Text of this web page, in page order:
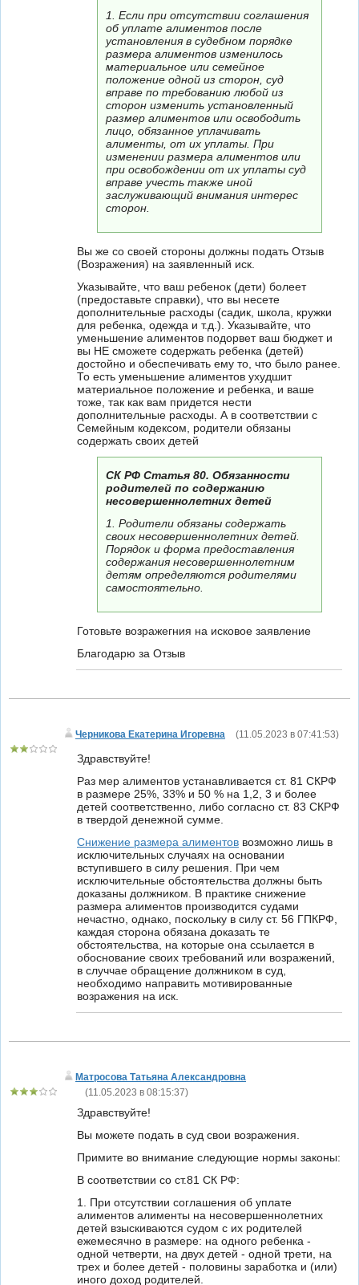
1. Если при отсутствии соглашения
об уплате алиментов после
установления в судебном порядке
размера алиментов изменилось
материальное или семейное
положение одной из сторон, суд
вправе по требованию любой из
сторон изменить установленный
размер алиментов или освободить
лицо, обязанное уплачивать
алименты, от их уплаты. При
изменении размера алиментов или
при освобождении от их уплаты суд
вправе учесть также иной
заслуживающий внимания интерес
сторон.
Вы же со своей стороны должны подать Отзыв
(Возражения) на заявленный иск.
Указывайте, что ваш ребенок (дети) болеет
(предоставьте справки), что вы несете
дополнительные расходы (садик, школа, кружки
для ребенка, одежда и т.д.). Указывайте, что
уменьшение алиментов подорвет ваш бюджет и
вы НЕ сможете содержать ребенка (детей)
достойно и обеспечивать ему то, что было ранее.
То есть уменьшение алиментов ухудшит
материальное положение и ребенка, и ваше
тоже, так как вам придется нести
дополнительные расходы. А в соответствии с
Семейным кодексом, родители обязаны
содержать своих детей
СК РФ Статья 80. Обязанности
родителей по содержанию
несовершеннолетних детей
1. Родители обязаны содержать
своих несовершеннолетних детей.
Порядок и форма предоставления
содержания несовершеннолетним
детям определяются родителями
самостоятельно.
Готовьте возражегния на исковое заявление
Благодарю за Отзыв
Черникова Екатерина Игоревна (11.05.2023 в 07:41:53)
Здравствуйте!
Раз мер алиментов устанавливается ст. 81 СКРФ
в размере 25%, 33% и 50 % на 1,2, 3 и более
детей соответственно, либо согласно ст. 83 СКРФ
в твердой денежной сумме.
Снижение размера алиментов возможно лишь в
исключительных случаях на основании
вступившего в силу решения. При чем
исключительные обстоятельства должны быть
доказаны должником. В практике снижение
размера алиментов производится судами
нечастно, однако, поскольку в силу ст. 56 ГПКРФ,
каждая сторона обязана доказать те
обстоятельства, на которые она ссылается в
обоснование своих требований или возражений,
в случчае обращение должником в суд,
необходимо направить мотивированные
возражения на иск.
Матросова Татьяна Александровна
(11.05.2023 в 08:15:37)
Здравствуйте!
Вы можете подать в суд свои возражения.
Примите во внимание следующие нормы законы:
В соответствии со ст.81 СК РФ:
1. При отсутствии соглашения об уплате
алиментов алименты на несовершеннолетних
детей взыскиваются судом с их родителей
ежемесячно в размере: на одного ребенка -
одной четверти, на двух детей - одной трети, на
трех и более детей - половины заработка и (или)
иного доход родителей.